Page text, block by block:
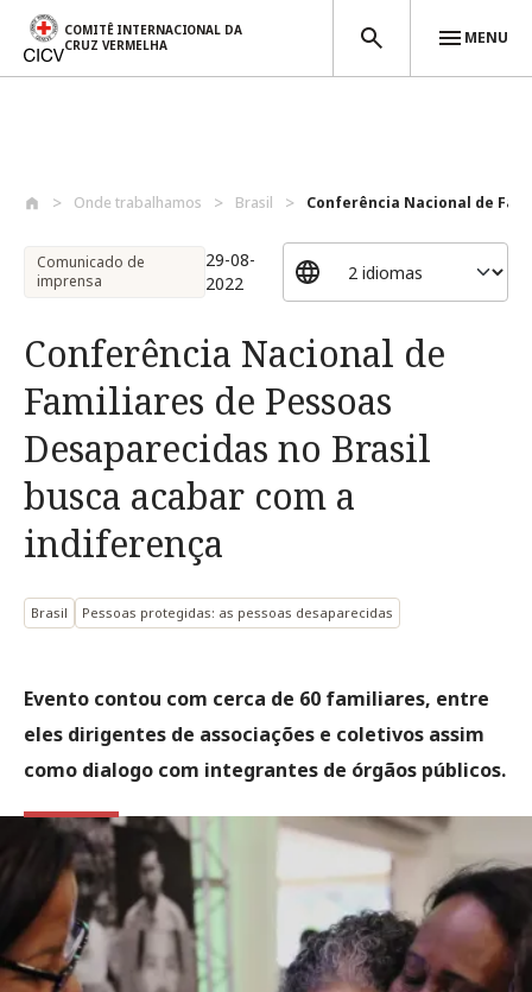
COMITÊ INTERNACIONAL DA
CRUZ VERMELHA
MENU
Onde trabalhamos Brasil Conferência Nacional de
Comunicado de
imprensa
29-08-
2022
Conferência Nacional de
Familiares de Pessoas
Desaparecidas no Brasil
busca acabar com a
indiferença
Brasil Pessoas protegidas: as pessoas desaparecidas
Evento contou com cerca de 60 familiares, entre
eles dirigentes de associações e coletivos assim
como dialogo com integrantes de órgãos públicos.